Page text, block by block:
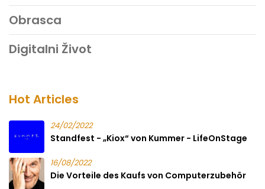
Obrasca
Digitalni Život
Hot Articles
24/02/2022
Standfest - „Kiox“ von Kummer - LifeOnStage
16/08/2022
Die Vorteile des Kaufs von Computerzubehör